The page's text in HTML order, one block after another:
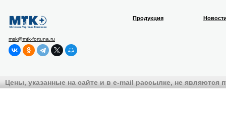
msk@mtk-fortuna.ru
Продукция
Цены, указанные на сайте и в e-mail рассылке, не являются